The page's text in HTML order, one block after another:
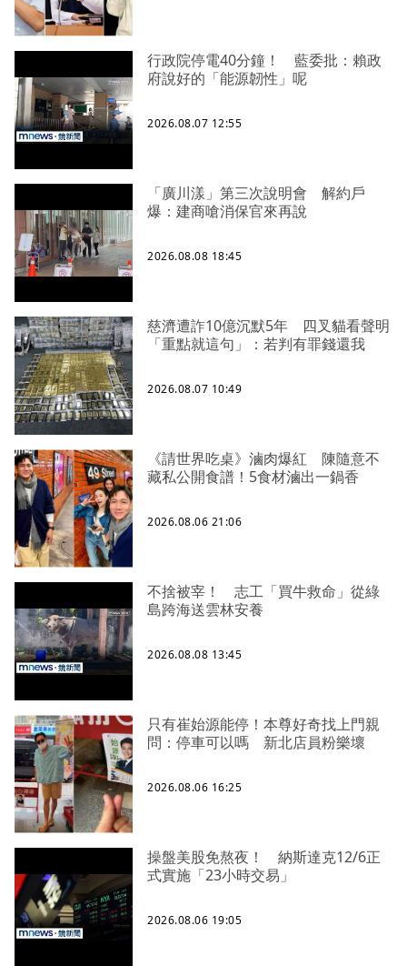
行政院停電40分鐘！ 藍委批：賴政
府說好的「能源韌性」呢
2026.08.07 12:55
「廣川漾」第三次說明會 解約戶
爆：建商嗆消保官來再說
2026.08.08 18:45
慈濟遭詐10億沉默5年 四叉貓看聲明
「重點就這句」：若判有罪錢還我
2026.08.07 10:49
《請世界吃桌》滷肉爆紅 陳隨意不
藏私公開食譜！5食材滷出一鍋香
2026.08.06 21:06
不捨被宰！ 志工「買牛救命」從綠
島跨海送雲林安養
2026.08.08 13:45
只有崔始源能停！本尊好奇找上門親
問：停車可以嗎 新北店員粉樂壞
2026.08.06 16:25
操盤美股免熬夜！ 納斯達克12/6正
式實施「23小時交易」
2026.08.06 19:05